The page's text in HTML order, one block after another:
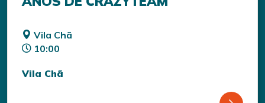
Vila Chã
10:00
Vila Chã